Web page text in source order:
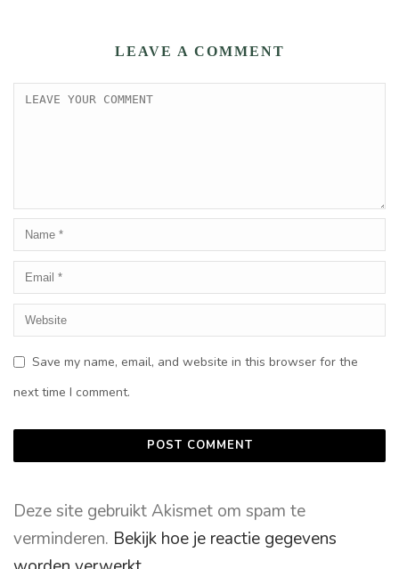
LEAVE A COMMENT
Save my name, email, and website in this browser for the
next time I comment.
Deze site gebruikt Akismet om spam te
verminderen. Bekijk hoe je reactie gegevens